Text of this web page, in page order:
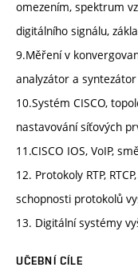
omezením, spektrum
digitálního signálu,
9.Měření v
analyzátor a
10.Systém CISCO,
nastavování síťových
11.CISCO IOS, VoIP,
12. Protokoly RTP,
schopnosti protokolů
13. Digitální systémy
UČEBNÍ CÍLE